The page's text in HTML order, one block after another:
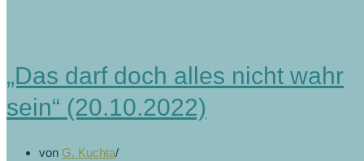
„Das darf doch alles nicht wahr
sein“ (20.10.2022)
von G. Kuchta